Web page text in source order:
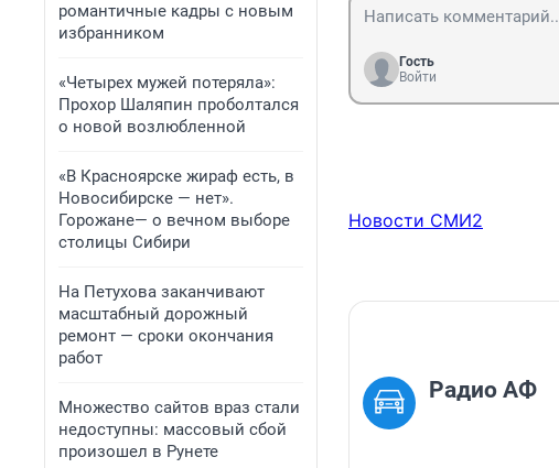
романтичные кадры с новым
избранником
«Четырех мужей потеряла»:
Прохор Шаляпин проболтался
о новой возлюбленной
«В Красноярске жираф есть, в
Новосибирске — нет».
Горожане— о вечном выборе
столицы Сибири
На Петухова заканчивают
масштабный дорожный
ремонт — сроки окончания
работ
Множество сайтов враз стали
недоступны: массовый сбой
произошел в Рунете
Гость
Войти
Новости СМИ2
Радио АФ